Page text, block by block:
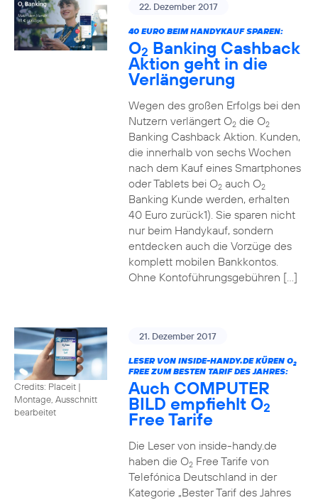
22. Dezember 2017
40 EURO BEIM HANDYKAUF SPAREN:
O2 Banking Cashback
Aktion geht in die
Verlängerung
Wegen des großen Erfolgs bei den
Nutzern verlängert O2die O2
Banking Cashback Aktion. Kunden,
die innerhalb von sechs Wochen
nach dem Kauf eines Smartphones
oder Tablets bei O2auch O2
Banking Kunde werden, erhalten
40 Euro zurück1). Sie sparen nicht
nur beim Handykauf, sondern
entdecken auch die Vorzüge des
komplett mobilen Bankkontos.
Ohne Kontoführungsgebühren […]
Credits: Placeit |
Montage, Ausschnitt
bearbeitet
21. Dezember 2017
LESER VON INSIDE-HANDY.DE KÜREN O2
FREE ZUM BESTEN TARIF DES JAHRES:
Auch COMPUTER
BILD empfiehlt O2
Free Tarife
Die Leser von inside-handy.de
haben die O2Free Tarife von
Telefónica Deutschland in der
Kategorie „Bester Tarif des Jahres